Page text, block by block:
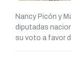
Nancy Picón y
diputadas
su voto a favor